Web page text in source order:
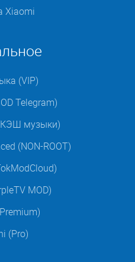
Xiaomi
(VIP)
Telegram)
музыки)
(NON-ROOT)
MOD)
(Pro)